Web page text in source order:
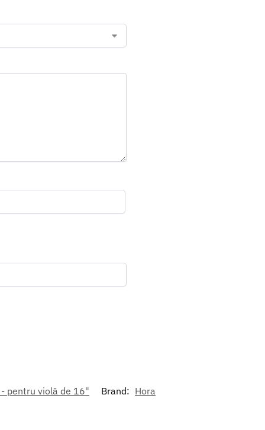
pentru violă de 16" Brand: Hora